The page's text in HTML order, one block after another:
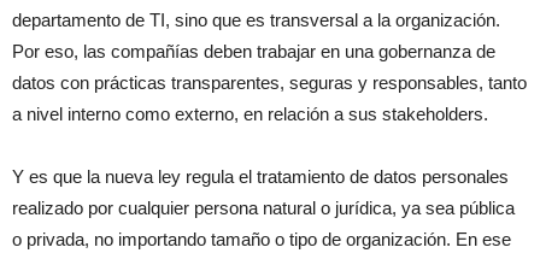
departamento de TI, sino que es transversal a la organización.
Por eso, las compañías deben trabajar en una gobernanza de
datos con prácticas transparentes, seguras y responsables, tanto
a nivel interno como externo, en relación a sus stakeholders.
Y es que la nueva ley regula el tratamiento de datos personales
realizado por cualquier persona natural o jurídica, ya sea pública
o privada, no importando tamaño o tipo de organización. En ese